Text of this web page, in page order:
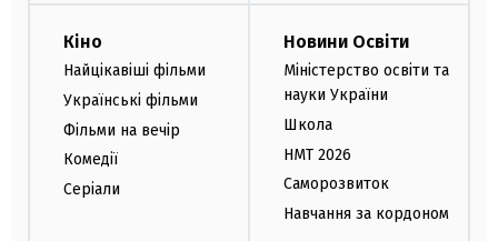
Кіно
Найцікавіші фільми
Українські фільми
Фільми на вечір
Комедії
Серіали
Новини Освіти
Міністерство освіти та
науки України
Школа
НМТ 2026
Саморозвиток
Навчання за кордоном